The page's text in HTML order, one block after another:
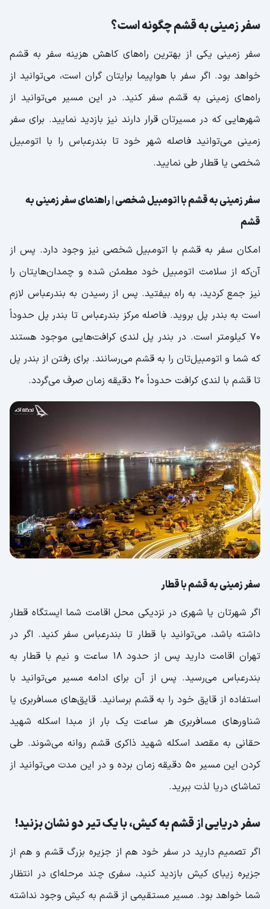
سفر زمینی به قشم چگونه است؟
سفر زمینی یکی از بهترین راه‌های کاهش هزینه سفر به قشم
خواهد بود. اگر سفر با هواپیما برایتان گران است، می‌توانید از
راه‌های زمینی به قشم سفر کنید. در این مسیر می‌توانید از
شهرهایی که در مسیرتان قرار دارند نیز بازدید نمایید. برای سفر
زمینی می‌توانید فاصله شهر خود تا بندرعباس را با اتومبیل
شخصی یا قطار طی نمایید.
سفر زمینی به قشم با اتومبیل شخصی | راهنمای سفر زمینی به
قشم
امکان سفر به قشم با اتومبیل شخصی نیز وجود دارد. پس از
آن‌که از سلامت اتومبیل خود مطمئن شده و چمدان‌هایتان را
نیز جمع کردید، به راه بیفتید. پس از رسیدن به بندرعباس لازم
است به بندر پل بروید. فاصله مرکز بندرعباس تا بندر پل حدوداً
70 کیلومتر است. در بندر پل لندی کرافت‌هایی موجود هستند
که شما و اتومبیل‌تان را به قشم می‌رسانند. برای رفتن از بندر پل
تا قشم با لندی کرافت حدوداً 20 دقیقه زمان صرف می‌گردد.
سفر زمینی به قشم با قطار
اگر شهرتان یا شهری در نزدیکی محل اقامت‌ شما ایستگاه قطار
داشته باشد، می‌توانید با قطار تا بندرعباس سفر کنید. اگر در
تهران اقامت دارید پس از حدود 18 ساعت و نیم با قطار به
بندرعباس می‌رسید. پس از آن برای ادامه مسیر می‌توانید با
استفاده از قایق خود را به قشم برسانید. قایق‌های مسافربری یا
شناورهای مسافربری هر ساعت یک بار از مبدا اسکله شهید
حقانی به مقصد اسکله شهید ذاکری قشم روانه می‌شوند. طی
کردن این مسیر 50 دقیقه زمان برده و در این مدت می‌توانید از
تماشای دریا لذت ببرید.
سفر دریایی از قشم به کیش، با یک تیر دو نشان بزنید!
اگر تصمیم دارید در سفر خود هم از جزیره بزرگ قشم و هم از
جزیره زیبای کیش بازدید کنید، سفری چند مرحله‌ای در انتظار
شما خواهد بود. مسیر مستقیمی از قشم به کیش وجود نداشته